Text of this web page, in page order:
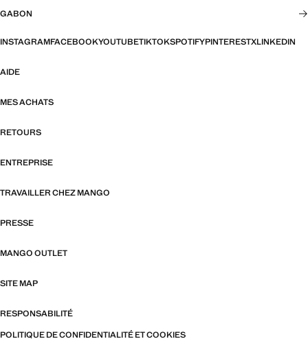
GABON
INSTAGRAMFACEBOOKYOUTUBETIKTOKSPOTIFYPINTERESTXLINKEDIN
AIDE
MES ACHATS
RETOURS
ENTREPRISE
TRAVAILLER CHEZ MANGO
PRESSE
MANGO OUTLET
SITE MAP
RESPONSABILITÉ
POLITIQUE DE CONFIDENTIALITÉ ET COOKIES